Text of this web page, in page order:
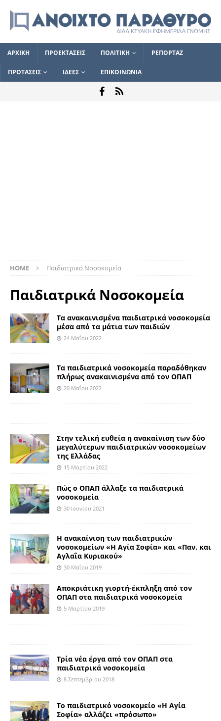
ΑΡΧΙΚΗ ΠΡΟΕΚΤΑΣΕΙΣ ΠΟΛΙΤΙΚΗ ΡΕΠΟΡΤΑΖ
ΠΡΟΤΑΣΕΙΣ ΙΔΕΕΣ ΕΠΙΚΟΙΝΩΝΙΑ
HOME Παιδιατρικά Νοσοκομεία
Παιδιατρικά Νοσοκομεία
Τα ανακαινισμένα παιδιατρικά νοσοκομεία
μέσα από τα μάτια των παιδιών
24 Μαΐου 2022
Τα παιδιατρικά νοσοκομεία παραδόθηκαν
πλήρως ανακαινισμένα από τον ΟΠΑΠ
20 Μαΐου 2022
Στην τελική ευθεία η ανακαίνιση των δύο
μεγαλύτερων παιδιατρικών νοσοκομείων
της Ελλάδας
15 Μαρτίου 2022
Πώς ο ΟΠΑΠ άλλαξε τα παιδιατρικά
νοσοκομεία
30 Ιουνίου 2021
Η ανακαίνιση των παιδιατρικών
νοσοκομείων «Η Αγία Σοφία» και «Παν. και
Αγλαΐα Κυριακού»
30 Μαΐου 2019
Αποκριάτικη γιορτή-έκπληξη από τον
ΟΠΑΠ στα παιδιατρικά νοσοκομεία
5 Μαρτίου 2019
Τρία νέα έργα από τον ΟΠΑΠ στα
παιδιατρικά νοσοκομεία
8 Σεπτεμβρίου 2018
Το παιδιατρικό νοσοκομείο «Η Αγία
Σοφία» αλλάζει «πρόσωπο»